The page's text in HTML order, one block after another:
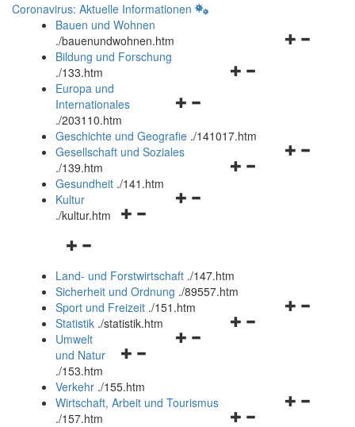
Coronavirus: Aktuelle Informationen
Bauen und Wohnen
./bauenundwohnen.htm
Navigationsmenü
Bildung und Forschung
./133.htm
Navigationsmenü
und
schließen
Europa und
Internationales
./203110.htm
Geschichte und Geografie ./141017.htm
Navigationsmenü
Gesellschaft und Soziales
./139.htm
Navigationsmenü
Gesundheit ./141.htm
Navigationsmenü
Kultur
./kultur.htm
Navigationsmenü
und
schließen
Land- und Forstwirtschaft ./147.htm
Sicherheit und Ordnung ./89557.htm
Navigationsmenü
Sport und Freizeit ./151.htm
Navigationsmenü
Statistik ./statistik.htm
Navigationsmenü
und
schließen
Umwelt
und Natur
./153.htm
Verkehr ./155.htm
Navigationsmenü
Wirtschaft, Arbeit und Tourismus
./157.htm